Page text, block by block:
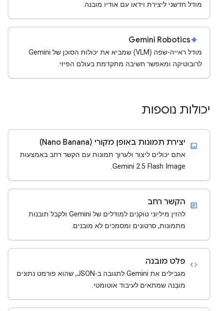
מודל חדשני ליצירת וידאו עם אודיו מובנה.
spark
Gemini Robotics
מודל ראייה-שפה (VLM) שמביא את יכולות הסוכן של Gemini
לרובוטיקה ומאפשר חשיבה מתקדמת בעולם הפיזי.
יכולות נוספות
imagesmode יצירת תמונות באופן מקורי (Nano Banana)
אתם יכולים ליצור ולערוך תמונות עם הקשר רחב באמצעות
Gemini 2.5 Flash Image.
article הקשר רחב
להזין מיליוני טוקנים למודלים של Gemini ולקבל תובנות
מתמונות, סרטונים ומסמכים לא מובנים.
code פלט מובנה
מגבילים את Gemini לתגובה ב-JSON, שהוא פורמט נתונים
מובְנה שמתאים לעיבוד אוטומטי.